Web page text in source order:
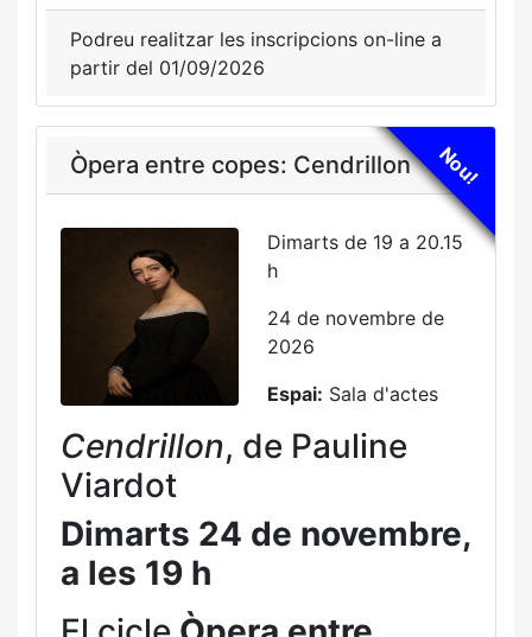
Podreu realitzar les inscripcions on-line a
partir del 01/09/2026
Nou!
Òpera entre copes: Cendrillon
Dimarts de 19 a 20.15
h
24 de novembre de
2026
Espai: Sala d'actes
Cendrillon, de Pauline
Viardot
Dimarts 24 de novembre,
a les 19 h